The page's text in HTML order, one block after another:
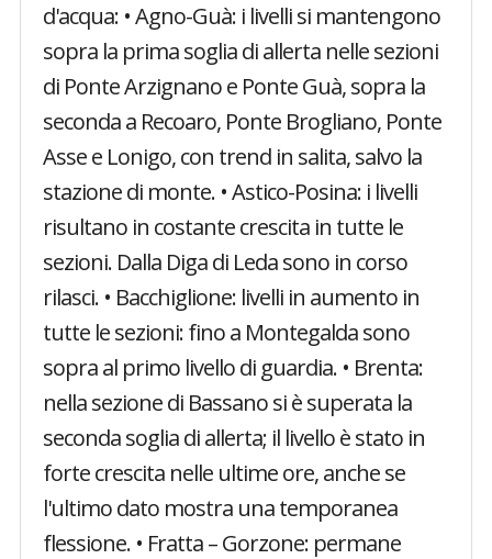
d'acqua: • Agno-Guà: i livelli si mantengono
sopra la prima soglia di allerta nelle sezioni
di Ponte Arzignano e Ponte Guà, sopra la
seconda a Recoaro, Ponte Brogliano, Ponte
Asse e Lonigo, con trend in salita, salvo la
stazione di monte. • Astico-Posina: i livelli
risultano in costante crescita in tutte le
sezioni. Dalla Diga di Leda sono in corso
rilasci. • Bacchiglione: livelli in aumento in
tutte le sezioni: fino a Montegalda sono
sopra al primo livello di guardia. • Brenta:
nella sezione di Bassano si è superata la
seconda soglia di allerta; il livello è stato in
forte crescita nelle ultime ore, anche se
l'ultimo dato mostra una temporanea
flessione. • Fratta – Gorzone: permane